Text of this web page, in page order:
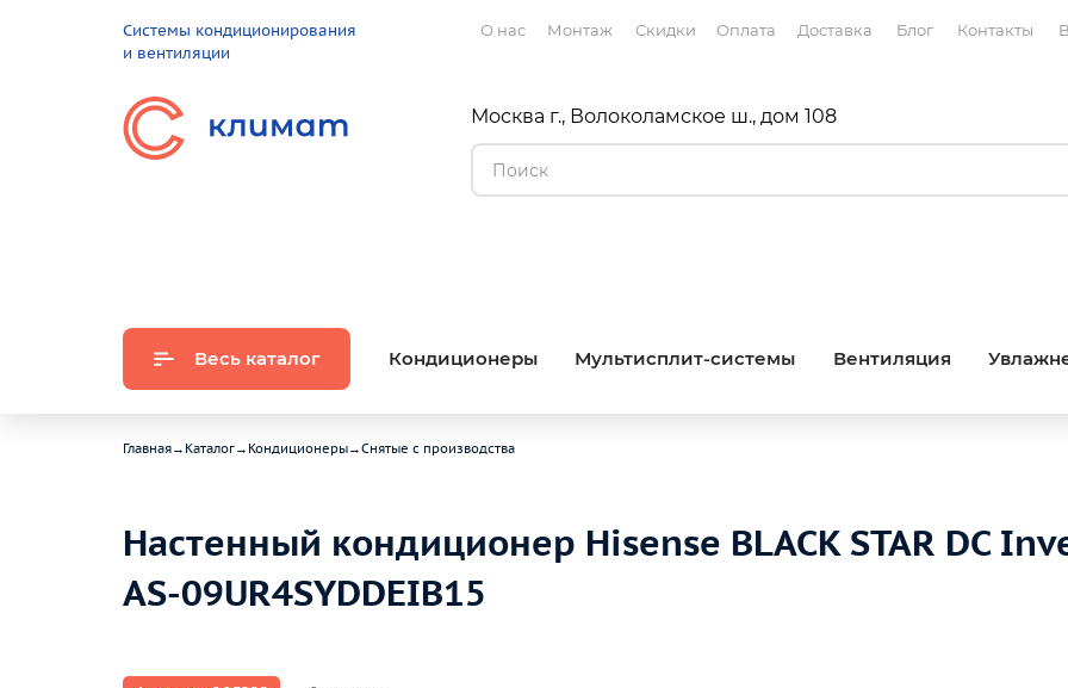
Системы кондиционирования
и вентиляции
О нас Монтаж Скидки Оплата Доставка Блог Контакты
Москва г., Волоколамское ш., дом 108
Весь каталог Кондиционеры Мультисплит-системы Вентиляция
Главная→ Каталог→ Кондиционеры→Снятые с производства
Настенный кондиционер Hisense BLACK STAR DC
AS-09UR4SYDDEIB15